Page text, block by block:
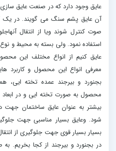
عایق وجود دارد که در صنعت عایق
آن عایق پشم سنگ می گویند. در یک
صوت کنترل شوند ویا از انتقال
استفاده نمود. ولی بسته به محیط و
عایق کنیم از انواع مختلف این
معرفی انواع این محصول و کاربرد
بجنورد و بیرجند عمده تخته ایی،
محصول به صورت تخته ایی و در ابعاد
بیشتر به عنوان عایق ساختمان
شود. وعایق بسیار مناسبی جهت
بسیار بسیار قوی جهت جلوگیری از
در بجنورد و بیرجند از کجا